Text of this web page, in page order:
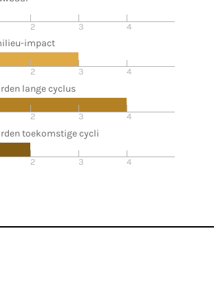
2 3 4
impact
2 3 4
lange cyclus
2 3 4
toekomstige cycli
2 3 4